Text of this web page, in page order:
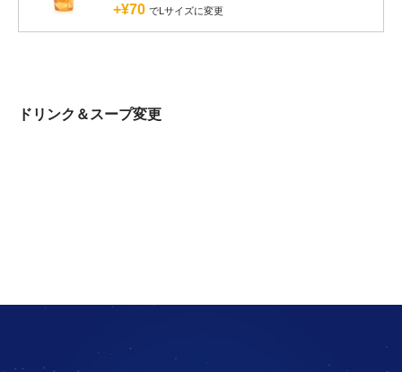
+¥70 でLサイズに変更
ドリンク＆スープ変更